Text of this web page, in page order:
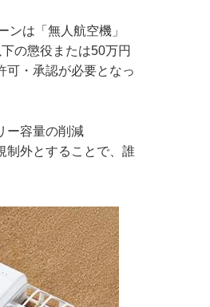
は「無人航空機」
の懲役または50万円
可・承認が必要となっ
ー容量の削減
制外とすることで、誰